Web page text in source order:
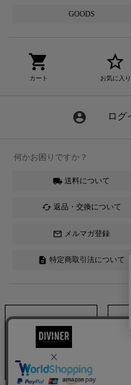
GOODS
shopping_cart
カート
star_border
お気に入り
account_circle ログ
何かお困りですか？
local_shipping 送料について
cached 返品・交換について
mail_outline メルマガ登録
description 特定商取引法について
Instagram